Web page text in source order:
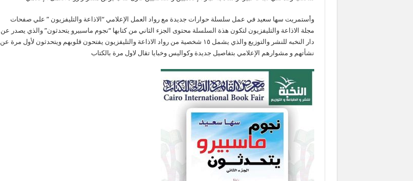
وأستمريت سها سعيد في عمل سلسلة حوارات جديدة مع رواد العمل الإعلامي “الاذاعة والتليفزيون ” علي صفحات
مجلة الاذاعة والتليفزيون لتكون هذة السلسلة محتوى الجزء الثاني من كتابها “نجوم ماسبيرو يتحدثون” والذي يصدر عن
دار النخبه للنشر والتوزيع والذي يشمل ١٥ شخصية من رواد الاذاعة والتليفزيون يفتحون قلوبهم ويتحدثون لأول مرة عن
نشأتهم و مشوارهم الإعلامي بتفاصيل جديدة وكواليس وخبايا تقال لاول مرة بالكتاب